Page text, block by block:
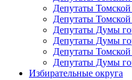
Депутаты
Депутаты
Депутаты Думы
Депутаты Думы
Депутаты
Депутаты Думы
Избирательные округа